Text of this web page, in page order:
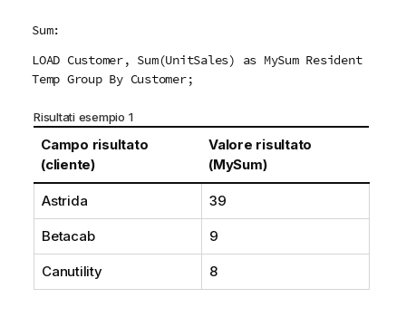
Sum:
LOAD Customer, Sum(UnitSales) as MySum Resident
Temp Group By Customer;
Risultati esempio 1
Campo risultato
(cliente)
Valore risultato
(MySum)
Astrida 39
Betacab 9
Canutility 8